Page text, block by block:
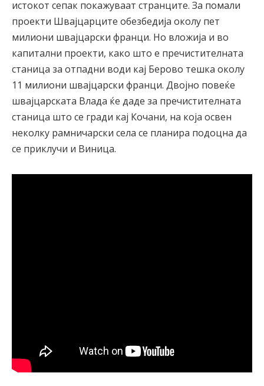
истокот сепак покажуваат странците. За помали
проекти Швајцарците обезбедија околу пет
милиони швајцарски франци. Но вложија и во
капитални проекти, како што е пречистителната
станица за отпадни води кај Берово тешка околу
11 милиони швајцарски франци. Двојно повеќе
швајцарската Влада ќе даде за пречистителната
станица што се гради кај Кочани, на која освен
неколку рамничарски села се плaнира подоцна да
се приклучи и Виница.